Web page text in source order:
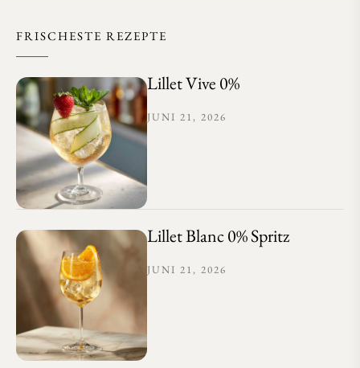
FRISCHESTE REZEPTE
Lillet Vive 0%
JUNI 21, 2026
Lillet Blanc 0% Spritz
JUNI 21, 2026